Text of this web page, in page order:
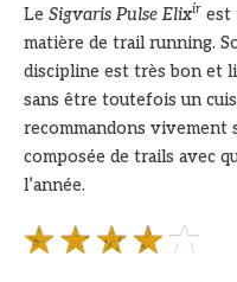
Le Sigvaris Pulse Elixir est
matière de trail running.
discipline est très bon et
sans être toutefois un
recommandons
composée de trails avec
l’année.